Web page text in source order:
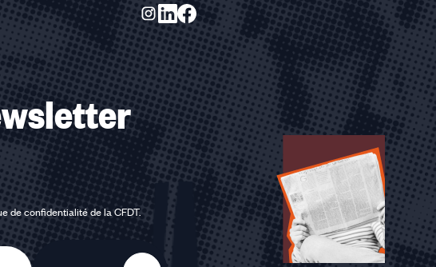
de confidentialité de la CFDT.